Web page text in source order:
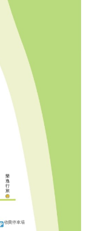
收費停車場
樂
逸
行
旅